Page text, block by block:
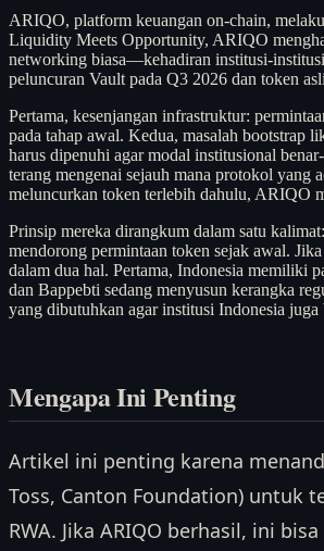
ARIQO, platform keuangan on-chain,
Liquidity Meets Opportunity, ARIQO
networking biasa—kehadiran institusi-
peluncuran Vault pada Q3 2026 dan token
Pertama, kesenjangan infrastruktur:
pada tahap awal. Kedua, masalah bootstrap
harus dipenuhi agar modal institusional
terang mengenai sejauh mana protokol
meluncurkan token terlebih dahulu, ARIQO
Prinsip mereka dirangkum dalam satu
mendorong permintaan token sejak awal.
dalam dua hal. Pertama, Indonesia memiliki
dan Bappebti sedang menyusun kerangka
yang dibutuhkan agar institusi Indonesia juga
Mengapa Ini Penting
Artikel ini penting karena
Toss, Canton Foundation) untuk
RWA. Jika ARIQO berhasil, ini